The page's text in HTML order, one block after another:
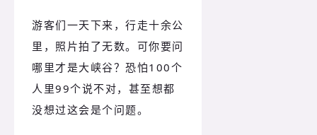
游客们一天下来，行走十余公
里，照片拍了无数。可你要问
哪里才是大峡谷？恐怕100个
人里99个说不对，甚至想都
没想过这会是个问题。